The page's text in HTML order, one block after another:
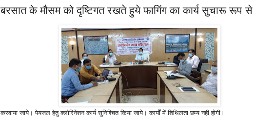
बरसात के मौसम को दृष्टिगत रखते हुये फागिंग का कार्य सुचारू रूप से
करवाया जाये। पेयजल हेतु क्लोरिनेशन कार्य सुनिश्चित किया जाये। कार्योें में शिथिलता छम्य नही होगी।